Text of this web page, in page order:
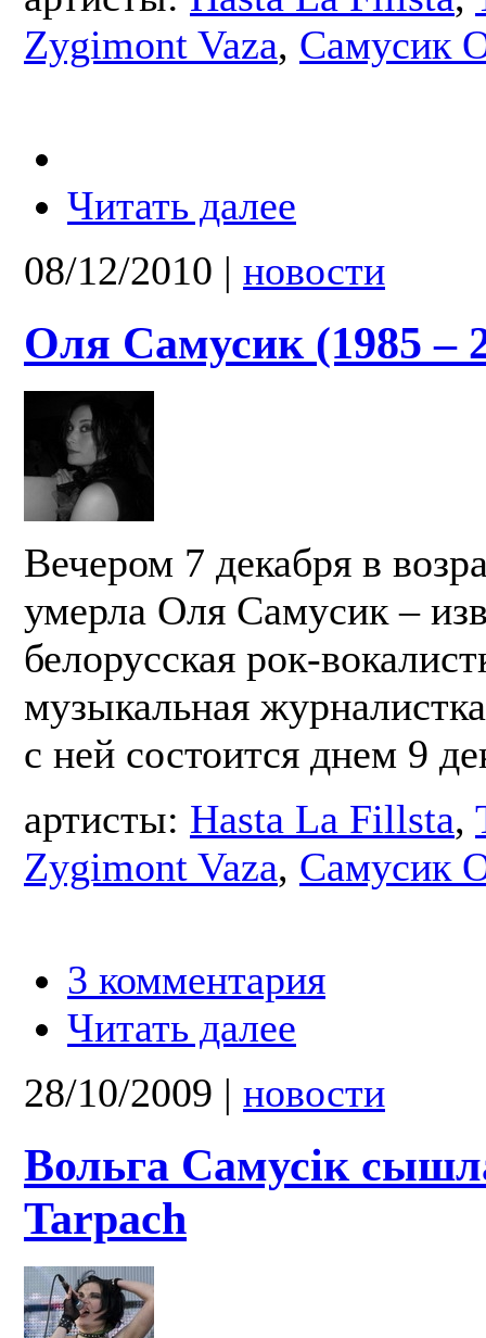
Zygimont Vaza, Самусик
Читать далее
08/12/2010 | новости
Оля Самусик (1985 –
Вечером 7 декабря в
умерла Оля Самусик –
белорусская рок-
музыкальная
с ней состоится днем 9
артисты: Hasta La Fillsta,
Zygimont Vaza, Самусик
3 комментария
Читать далее
28/10/2009 | новости
Вольга Самусік
Tarpach